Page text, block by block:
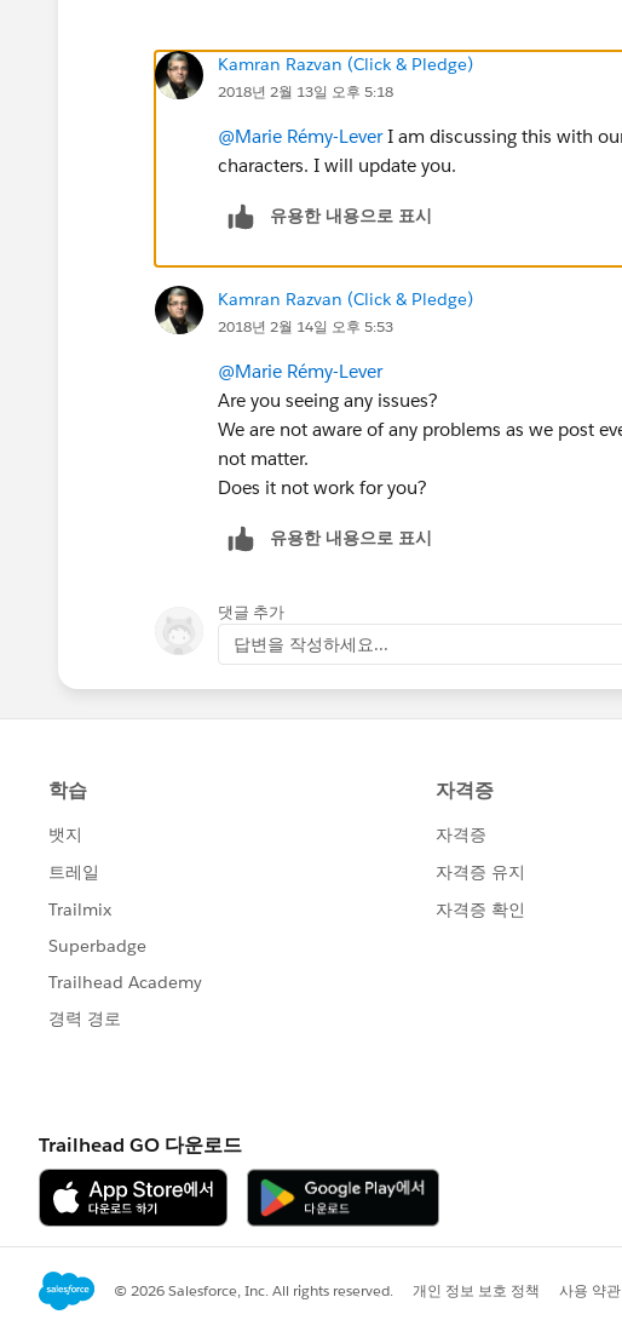
Kamran Razvan (Click & Pledge)
2018년 2월 13일 오후 5:18
@Marie Rémy-LeverI am discussing this with
characters. I will update you.
유용한 내용으로 표시
Kamran Razvan (Click & Pledge)
2018년 2월 14일 오후 5:53
@Marie Rémy-Lever
Are you seeing any issues?
We are not aware of any problems as we post
not matter.
Does it not work for you?
유용한 내용으로 표시
댓글 추가
답변을 작성하세요...